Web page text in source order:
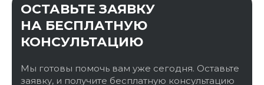
ОСТАВЬТЕ ЗАЯВКУ
НА БЕСПЛАТНУЮ
КОНСУЛЬТАЦИЮ
Мы готовы помочь вам уже сегодня. Оставьте
заявку, и получите бесплатную консультацию